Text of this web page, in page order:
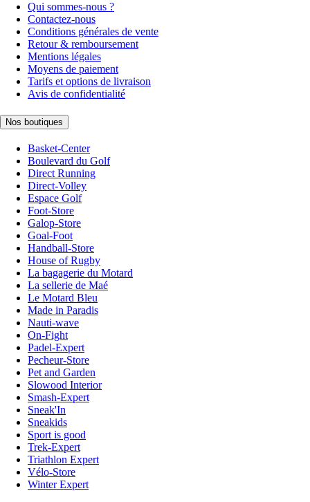
Qui sommes-nous ?
Contactez-nous
Conditions générales de vente
Retour & remboursement
Mentions légales
Moyens de paiement
Tarifs et options de livraison
Avis de confidentialité
Nos boutiques
Basket-Center
Boulevard du Golf
Direct Running
Direct-Volley
Espace Golf
Foot-Store
Galop-Store
Goal-Foot
Handball-Store
House of Rugby
La bagagerie du Motard
La sellerie de Maé
Le Motard Bleu
Made in Paradis
Nauti-wave
On-Fight
Padel-Expert
Pecheur-Store
Pet and Garden
Slowood Interior
Smash-Expert
Sneak'In
Sneakids
Sport is good
Trek-Expert
Triathlon Expert
Vélo-Store
Winter Expert